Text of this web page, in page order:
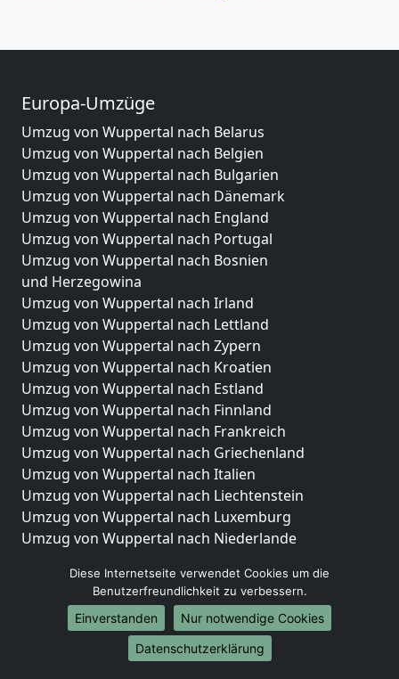
Europa-Umzüge
Umzug von Wuppertal nach Belarus
Umzug von Wuppertal nach Belgien
Umzug von Wuppertal nach Bulgarien
Umzug von Wuppertal nach Dänemark
Umzug von Wuppertal nach England
Umzug von Wuppertal nach Portugal
Umzug von Wuppertal nach Bosnien
und Herzegowina
Umzug von Wuppertal nach Irland
Umzug von Wuppertal nach Lettland
Umzug von Wuppertal nach Zypern
Umzug von Wuppertal nach Kroatien
Umzug von Wuppertal nach Estland
Umzug von Wuppertal nach Finnland
Umzug von Wuppertal nach Frankreich
Umzug von Wuppertal nach Griechenland
Umzug von Wuppertal nach Italien
Umzug von Wuppertal nach Liechtenstein
Umzug von Wuppertal nach Luxemburg
Umzug von Wuppertal nach Niederlande
Umzüge-Deutschlandweit
Umzug von Wuppertal nach Berlin
Umzug von Wuppertal nach Hamburg
Umzug von Wuppertal nach München
Diese Internetseite verwendet Cookies um die
Benutzerfreundlichkeit zu verbessern.
Einverstanden
Nur notwendige Cookies
Datenschutzerklärung